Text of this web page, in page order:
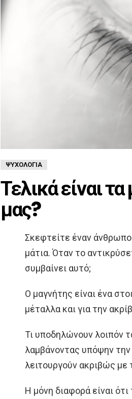
ΨΥΧΟΛΟΓΊΑ
Τελικά είναι
μας?
Σκεφτείτε έναν άνθρωπο
μάτια. Όταν το
συμβαίνει αυτό;
Ο μαγνήτης είναι ένα
μέταλλα και για την
Τι υποδηλώνουν λοιπόν
λαμβάνοντας υπόψην
λειτουργούν ακριβώς με
Η μόνη διαφορά είναι